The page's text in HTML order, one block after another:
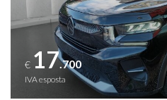
€ 17.700
IVA esposta